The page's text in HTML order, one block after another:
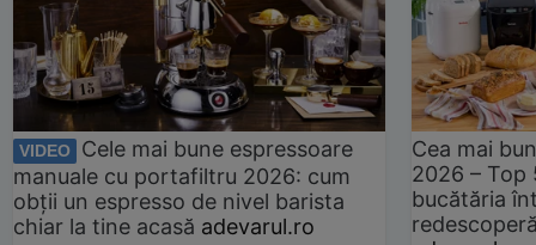
VIDEO
Cele mai bune espressoare
manuale cu portafiltru 2026: cum
obții un espresso de nivel barista
chiar la tine acasă adevarul.ro
Cea mai
2026 –
bucătăria